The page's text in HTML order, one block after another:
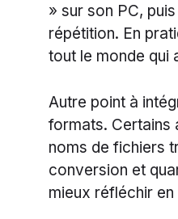
» sur son PC,
répétition. En
tout le monde qui
Autre point à
formats. Certains
noms de fichiers
conversion et
mieux réfléchir